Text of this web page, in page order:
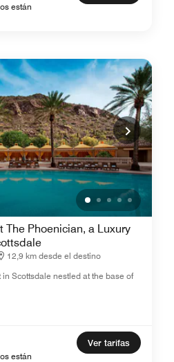
están
The Phoenician, a Luxury
12,9 km desde el destino
Scottsdale nestled at the base of
están
Ver tarifas